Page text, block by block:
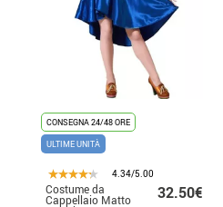
CONSEGNA 24/48 ORE
ULTIME UNITÀ
4.34/5.00
Costume da
Cappellaio Matto 32.50€